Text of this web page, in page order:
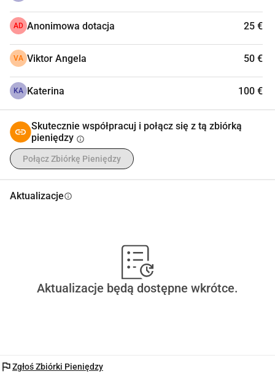
AD Anonimowa dotacja 25 €
VA Viktor Angela 50 €
KA Katerina 100 €
Skutecznie współpracuj i połącz się z tą zbiórką
pieniędzy info
Połącz Zbiórkę Pieniędzy
Aktualizacjeinfo
Aktualizacje będą dostępne wkrótce.
flagZgłoś Zbiórki Pieniędzy